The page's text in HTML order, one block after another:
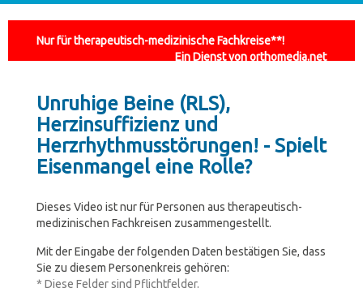
Nur für therapeutisch-medizinische Fachkreise**!
Ein Dienst von orthomedia.net
Unruhige Beine (RLS),
Herzinsuffizienz und
Herzrhythmusstörungen! - Spielt
Eisenmangel eine Rolle?
Dieses Video ist nur für Personen aus therapeutisch-
medizinischen Fachkreisen zusammengestellt.
Mit der Eingabe der folgenden Daten bestätigen Sie, dass
Sie zu diesem Personenkreis gehören:
* Diese Felder sind Pflichtfelder.